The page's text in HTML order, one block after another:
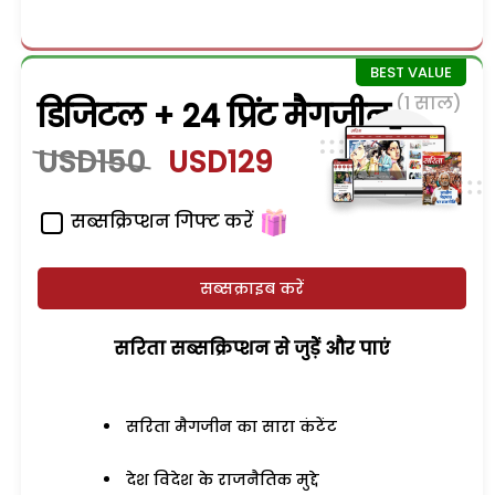
डिजिटल + 24 प्रिंट मैगजीन (1 साल)
USD150 USD129
सब्सक्रिप्शन गिफ्ट करें
सब्सक्राइब करें
सरिता सब्सक्रिप्शन से जुड़ेें और पाएं
सरिता मैगजीन का सारा कंटेंट
देश विदेश के राजनैतिक मुद्दे